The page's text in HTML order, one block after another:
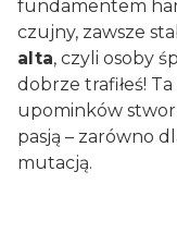
fundamentem
czujny, zawsze
alta, czyli osoby
dobrze trafiłeś!
upominków
pasją – zarówno
mutacją.